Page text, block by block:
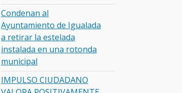
Condenan al
Ayuntamiento de Igualada
a retirar la estelada
instalada en una rotonda
municipal
IMPULSO CIUDADANO